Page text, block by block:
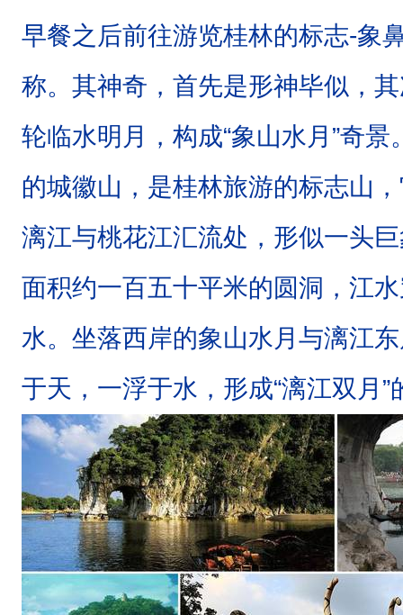
早餐之后前往游览桂林的标志-象
称。其神奇，首先是形神毕似，
轮临水明月，构成“象山水月”奇
的城徽山，是桂林旅游的标志山
漓江与桃花江汇流处，形似一头
面积约一百五十平米的圆洞，江
水。坐落西岸的象山水月与漓江
于天，一浮于水，形成“漓江双月”